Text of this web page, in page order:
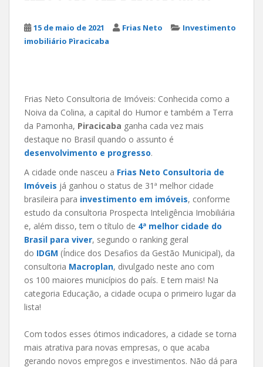
15 de maio de 2021 Frias Neto
Investimento
imobiliário Pìracicaba
Frias Neto Consultoria de Imóveis: Conhecida como a
Noiva da Colina, a capital do Humor e também a Terra
da Pamonha, Piracicaba ganha cada vez mais
destaque no Brasil quando o assunto é
desenvolvimento e progresso.
A cidade onde nasceu a Frias Neto Consultoria de
Imóveis já ganhou o status de 31ª melhor cidade
brasileira para investimento em imóveis, conforme
estudo da consultoria Prospecta Inteligência Imobiliária
e, além disso, tem o título de 4ª melhor cidade do
Brasil para viver, segundo o ranking geral
do IDGM (Índice dos Desafios da Gestão Municipal), da
consultoria Macroplan, divulgado neste ano com
os 100 maiores municípios do país. E tem mais! Na
categoria Educação, a cidade ocupa o primeiro lugar da
lista!
Com todos esses ótimos indicadores, a cidade se torna
mais atrativa para novas empresas, o que acaba
gerando novos empregos e investimentos. Não dá para